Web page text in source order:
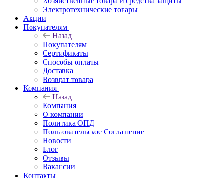
Электротехнические товары
Акции
Покупателям
Назад
Покупателям
Сертификаты
Способы оплаты
Доставка
Возврат товара
Компания
Назад
Компания
О компании
Политика ОПД
Пользовательское Соглашение
Новости
Блог
Отзывы
Вакансии
Контакты